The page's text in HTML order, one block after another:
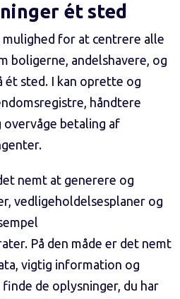
ét sted
for at centrere alle
boligerne, andelshavere, og
ét sted. I kan oprette og
håndtere
overvåge betaling af
nemt at generere og
vedligeholdelsesplaner og
På den måde er det nemt
vigtig information og
de oplysninger, du har